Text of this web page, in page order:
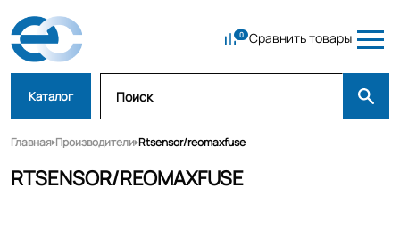
Сравнить товары
Каталог
Главная Производители Rtsensor/reomaxfuse
RTSENSOR/REOMAXFUSE